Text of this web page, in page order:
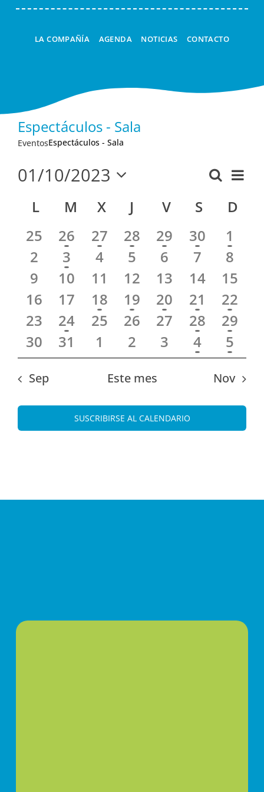
LA COMPAÑÍA AGENDA NOTICIAS CONTACTO
Espectáculos - Sala
EventosEspectáculos - Sala
vistas
de
Buscar
Mes
01/10/2023
fecha.
Calendario
de
Eventos
LLUNES
M MARTES
XMIÉRCOLES
J JUEVES
V VIERNES
S SÁBADO
D
25
26 27 28 29 30
1
2
3 4 5 6 7
8
9
10 11 12 13 14
15
16
17 18 19 20 21
22
23
24 25 26 27 28
29
30
31 1 2 3 4 5
Sep Este mes Nov
SUSCRIBIRSE AL CALENDARIO